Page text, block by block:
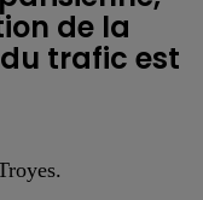
de la
trafic est